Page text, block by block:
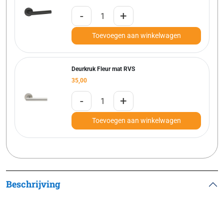
- +
Toevoegen aan winkelwagen
Deurkruk Fleur mat RVS
35,00
- +
Toevoegen aan winkelwagen
Beschrijving